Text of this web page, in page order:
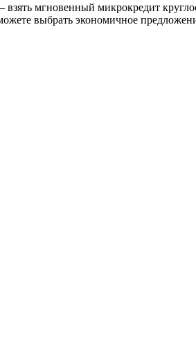
мгновенный микрокредит
выбрать экономичное